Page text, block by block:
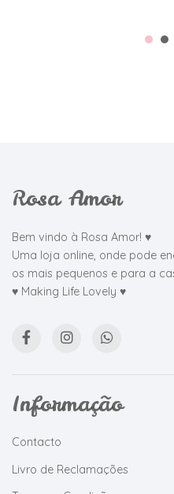
Rosa Amor
Bem vindo à Rosa Amor! ♥
Uma loja online, onde pode
os mais pequenos e para a
♥ Making Life Lovely ♥
Informação
Contacto
Livro de Reclamações